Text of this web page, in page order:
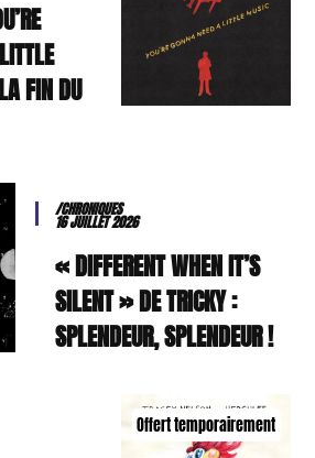
FIN DU
/CHRONIQUES
16 JUILLET 2026
« DIFFERENT WHEN IT’S
SILENT » DE TRICKY :
SPLENDEUR, SPLENDEUR !
Offert temporairement